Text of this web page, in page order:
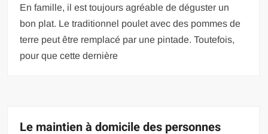
En famille, il est toujours agréable de déguster un
bon plat. Le traditionnel poulet avec des pommes de
terre peut être remplacé par une pintade. Toutefois,
pour que cette dernière
Le maintien à domicile des personnes